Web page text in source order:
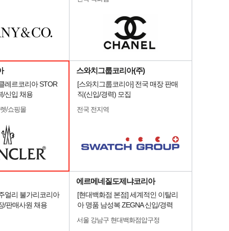
레르코리아 STOR
/신입 채용
/쇼핑몰
스와치그룹코리아(주)
[스와치그룹코리아] 전국 매장 판매
직(신입/경력) 모집
전국 전지역
얼리 불가리코리아
/판매사원 채용
에르메네질도제냐코리아
[현대백화점 본점] 세계적인 이탈리
아 명품 남성복 ZEGNA 신입/경력
서울 강남구 현대백화점압구정